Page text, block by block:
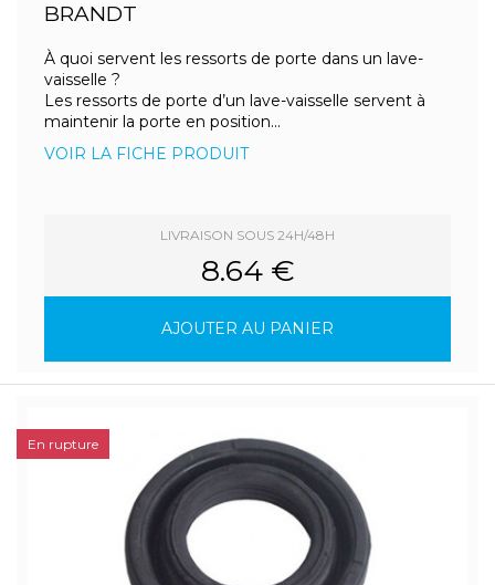
BRANDT
À quoi servent les ressorts de porte dans un lave-
vaisselle ?
Les ressorts de porte d’un lave-vaisselle servent à
maintenir la porte en position...
VOIR LA FICHE PRODUIT
LIVRAISON SOUS 24H/48H
8.64 €
AJOUTER AU PANIER
En rupture